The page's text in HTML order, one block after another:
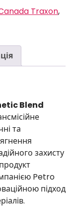
Traxon,
Blend
та
захисту
Petro
підход